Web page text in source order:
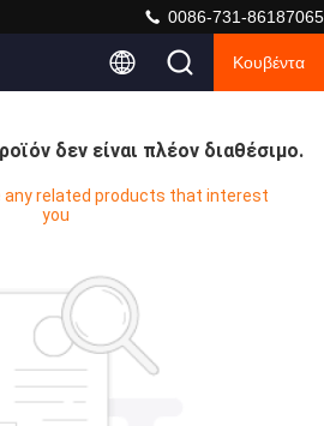
0086-731-86187065
Κουβέντα
δεν είναι πλέον διαθέσιμο.
any related products that interest
you